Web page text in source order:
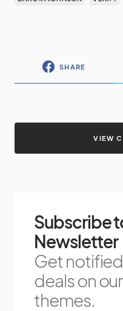
SHARE
VIEW
Subscribe
Newsletter
Get
deals on
themes.